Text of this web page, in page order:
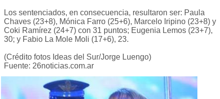
Los sentenciados, en consecuencia, resultaron ser: Paula
Chaves (23+8), Mónica Farro (25+6), Marcelo Iripino (23+8) y
Coki Ramírez (24+7) con 31 puntos; Eugenia Lemos (23+7),
30; y Fabio La Mole Moli (17+6), 23.
(Crédito fotos Ideas del Sur/Jorge Luengo)
Fuente: 26noticias.com.ar